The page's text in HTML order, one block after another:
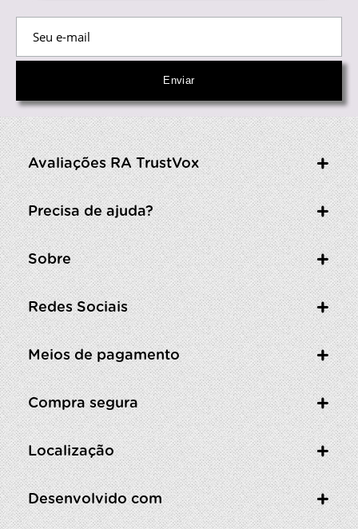
Avaliações RA TrustVox
Precisa de ajuda?
Sobre
Redes Sociais
Meios de pagamento
Compra segura
Localização
Desenvolvido com